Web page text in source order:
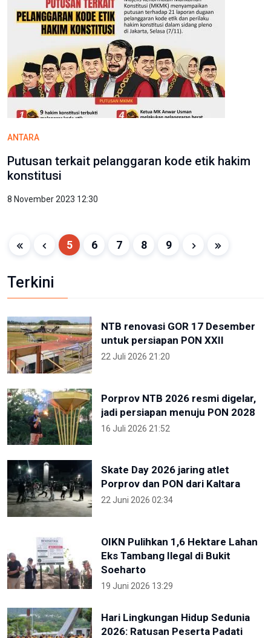
ANTARA
Putusan terkait pelanggaran kode etik hakim
konstitusi
8 November 2023 12:30
5 6 7 8 9
Terkini
NTB renovasi GOR 17 Desember
untuk persiapan PON XXII
22 Juli 2026 21:20
Porprov NTB 2026 resmi digelar,
jadi persiapan menuju PON 2028
16 Juli 2026 21:52
Skate Day 2026 jaring atlet
Porprov dan PON dari Kaltara
22 Juni 2026 02:34
OIKN Pulihkan 1,6 Hektare Lahan
Eks Tambang Ilegal di Bukit
Soeharto
19 Juni 2026 13:29
Hari Lingkungan Hidup Sedunia
2026: Ratusan Peserta Padati